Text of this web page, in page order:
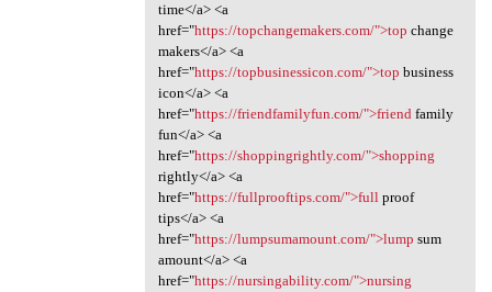
time</a> <a
href="https://topchangemakers.com/">top change
makers</a> <a
href="https://topbusinessicon.com/">top business
icon</a> <a
href="https://friendfamilyfun.com/">friendfamily
fun</a> <a
href="https://shoppingrightly.com/">shopping
rightly</a> <a
href="https://fullprooftips.com/">fullproof
tips</a> <a
href="https://lumpsumamount.com/">lump sum
amount</a> <a
href="https://nursingability.com/">nursing